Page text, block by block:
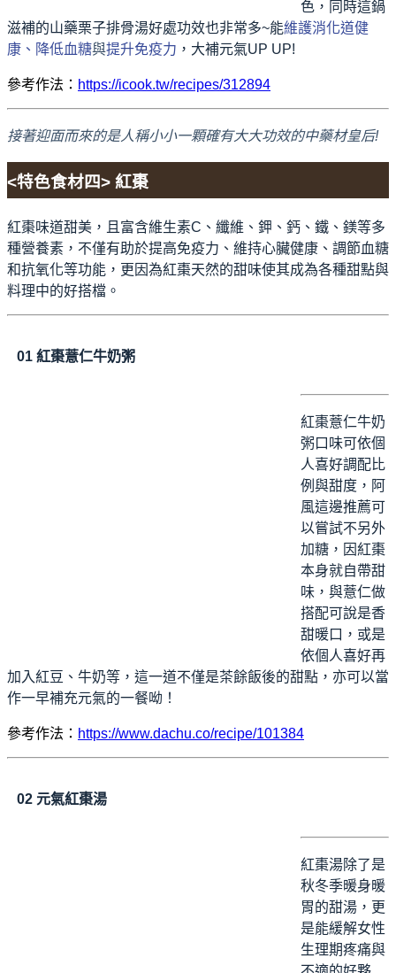
色，同時這鍋
滋補的山藥栗子排骨湯好處功效也非常多~能維護消化道健
康、降低血糖與提升免疫力 ，大補元氣UP UP!
參考作法： https://icook.tw/recipes/312894
接著迎面而來的是人稱小小一顆確有大大功效的中藥材皇后!
<特色食材四> 紅棗
紅棗味道甜美，且富含維生素C、纖維、鉀、鈣、鐵、鎂等多
種營養素，不僅有助於提高免疫力、維持心臟健康、調節血糖
和抗氧化等功能，更因為紅棗天然的甜味使其成為各種甜點與
料理中的好搭檔。
01 紅棗薏仁牛奶粥
紅棗薏仁牛奶
粥口味可依個
人喜好調配比
例與甜度，阿
風這邊推薦可
以嘗試不另外
加糖，因紅棗
本身就自帶甜
味，與薏仁做
搭配可說是香
甜暖口，或是
依個人喜好再
加入紅豆、牛奶等，這一道不僅是茶餘飯後的甜點，亦可以當
作一早補充元氣的一餐呦！
參考作法： https://www.dachu.co/recipe/101384
02 元氣紅棗湯
紅棗湯除了是
秋冬季暖身暖
胃的甜湯，更
是能緩解女性
生理期疼痛與